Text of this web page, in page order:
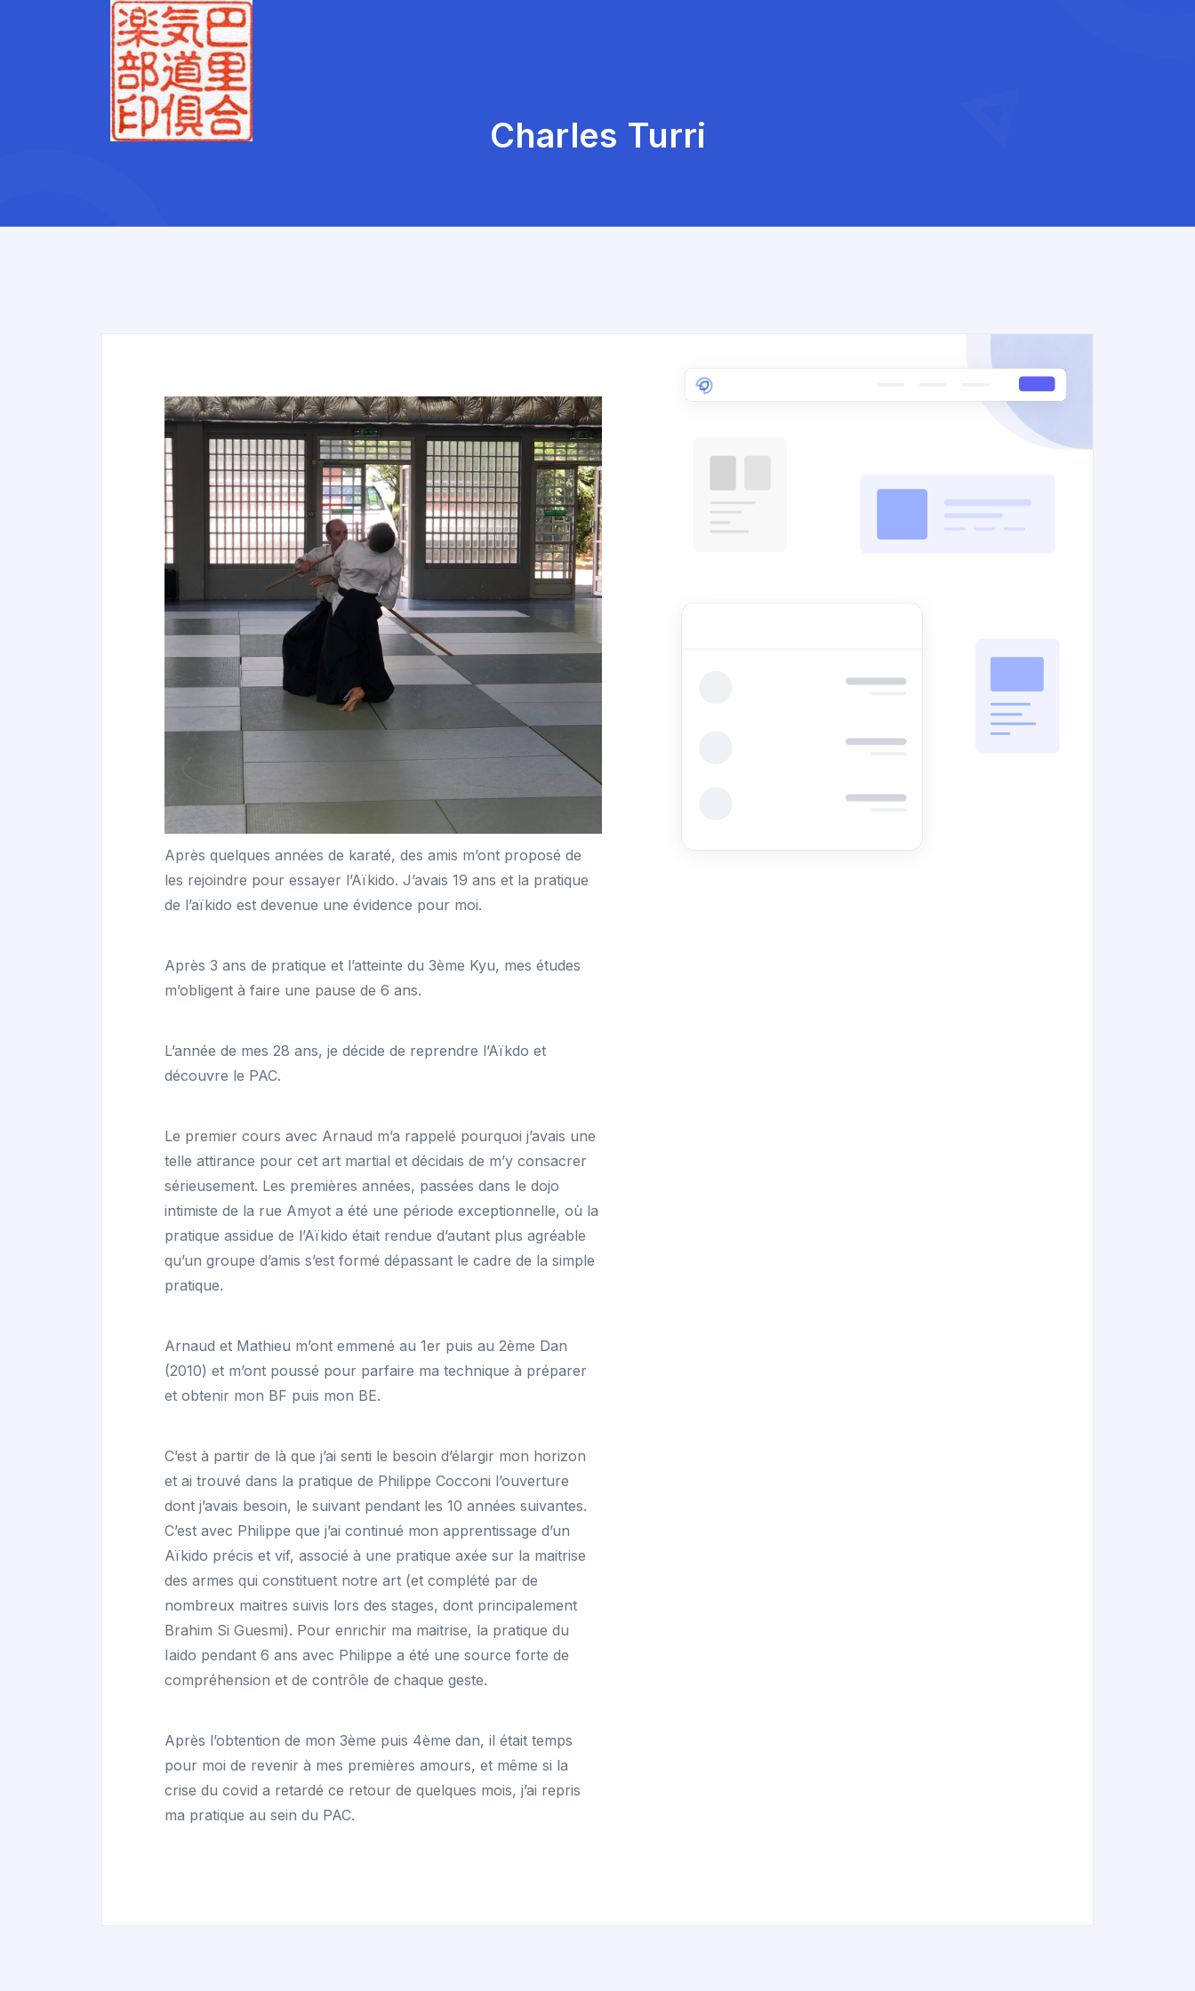
Charles Turri
Après quelques années de karaté, des amis m’ont proposé de
les rejoindre pour essayer l’Aïkido. J’avais 19 ans et la pratique
de l’aïkido est devenue une évidence pour moi.
Après 3 ans de pratique et l’atteinte du 3ème Kyu, mes études
m’obligent à faire une pause de 6 ans.
L’année de mes 28 ans, je décide de reprendre l’Aïkdo et
découvre le PAC.
Le premier cours avec Arnaud m’a rappelé pourquoi j’avais une
telle attirance pour cet art martial et décidais de m’y consacrer
sérieusement. Les premières années, passées dans le dojo
intimiste de la rue Amyot a été une période exceptionnelle, où la
pratique assidue de l’Aïkido était rendue d’autant plus agréable
qu’un groupe d’amis s’est formé dépassant le cadre de la simple
pratique.
Arnaud et Mathieu m’ont emmené au 1er puis au 2ème Dan
(2010) et m’ont poussé pour parfaire ma technique à préparer
et obtenir mon BF puis mon BE.
C’est à partir de là que j’ai senti le besoin d’élargir mon horizon
et ai trouvé dans la pratique de Philippe Cocconi l’ouverture
dont j’avais besoin, le suivant pendant les 10 années suivantes.
C’est avec Philippe que j’ai continué mon apprentissage d’un
Aïkido précis et vif, associé à une pratique axée sur la maitrise
des armes qui constituent notre art (et complété par de
nombreux maitres suivis lors des stages, dont principalement
Brahim Si Guesmi). Pour enrichir ma maitrise, la pratique du
Iaido pendant 6 ans avec Philippe a été une source forte de
compréhension et de contrôle de chaque geste.
Après l’obtention de mon 3ème puis 4ème dan, il était temps
pour moi de revenir à mes premières amours, et même si la
crise du covid a retardé ce retour de quelques mois, j’ai repris
ma pratique au sein du PAC.